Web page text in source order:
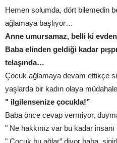
Hemen solumda, dört bilemedin
ağlamaya başlıyor…
Anne umursamaz, belli ki evden
Baba elinden geldiği kadar
telaşında…
Çocuk ağlamaya devam ettikçe
yaşlarda bir kadın olaya
" ilgilensenize çocukla!”
Baba önce cevap vermiyor,
" Ne hakkınız var bu kadar